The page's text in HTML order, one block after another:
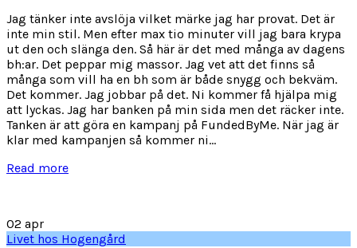
Jag tänker inte avslöja vilket märke jag har provat. Det är
inte min stil. Men efter max tio minuter vill jag bara krypa
ut den och slänga den. Så här är det med många av dagens
bh:ar. Det peppar mig massor. Jag vet att det finns så
många som vill ha en bh som är både snygg och bekväm.
Det kommer. Jag jobbar på det. Ni kommer få hjälpa mig
att lyckas. Jag har banken på min sida men det räcker inte.
Tanken är att göra en kampanj på FundedByMe. När jag är
klar med kampanjen så kommer ni...
Read more
02 apr
Livet hos Hogengård